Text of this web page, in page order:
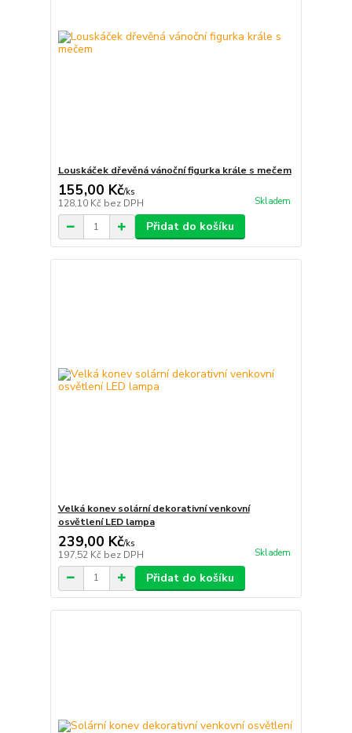
Louskáček dřevěná vánoční figurka krále s mečem
155,00 Kč/ks
128,10 Kč bez DPH Skladem
Přidat do košíku
Velká konev solární dekorativní venkovní
osvětlení LED lampa
239,00 Kč/ks
197,52 Kč bez DPH Skladem
Přidat do košíku